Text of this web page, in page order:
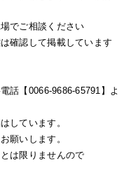
でご相談ください
確認して掲載しています
話【0066-9686-65791】よ
しています。
願いします。
は限りませんので